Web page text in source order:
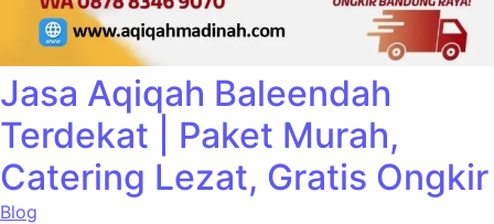
Jasa Aqiqah Baleendah
Terdekat | Paket Murah,
Catering Lezat, Gratis Ongkir
Blog